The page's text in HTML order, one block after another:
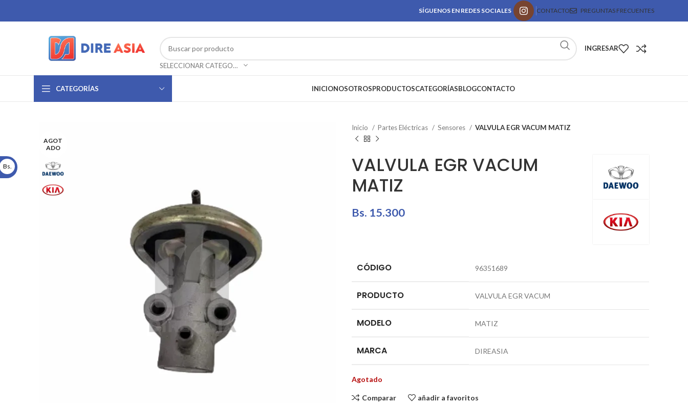
SÍGUENOS EN REDES SOCIALES CONTACTO PREGUNTAS FRECUENTES
SELECCIONAR CATEGORÍA
INGRESAR
CATEGORÍAS INICIONOSOTROSPRODUCTOSCATEGORÍASBLOGCONTACTO
AGOT
ADO
Inicio Partes Eléctricas Sensores VALVULA EGR VACUM MATIZ
VALVULA EGR VACUM
MATIZ
Bs. 15.300
CÓDIGO 96351689
PRODUCTO VALVULA EGR VACUM
MODELO MATIZ
MARCA DIREASIA
Agotado
Comparar añadir a favoritos
Bs.